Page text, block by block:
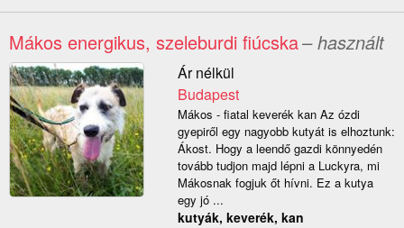
Mákos energikus, szeleburdi fiúcska– használt
Ár nélkül
Budapest
Mákos - fiatal keverék kan Az ózdi
gyepiről egy nagyobb kutyát is elhoztunk:
Ákost. Hogy a leendő gazdi könnyedén
tovább tudjon majd lépni a Luckyra, mi
Mákosnak fogjuk őt hívni. Ez a kutya
egy jó ...
kutyák, keverék, kan